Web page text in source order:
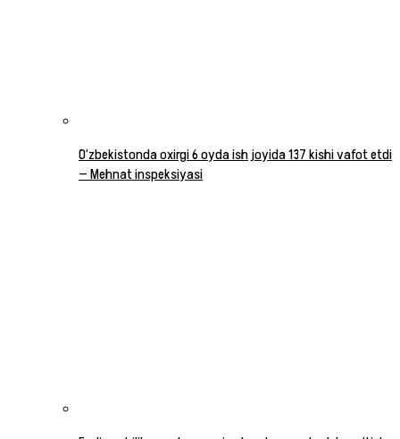
O‘zbekistonda oxirgi 6 oyda ish joyida 137 kishi vafot etdi
— Mehnat inspeksiyasi